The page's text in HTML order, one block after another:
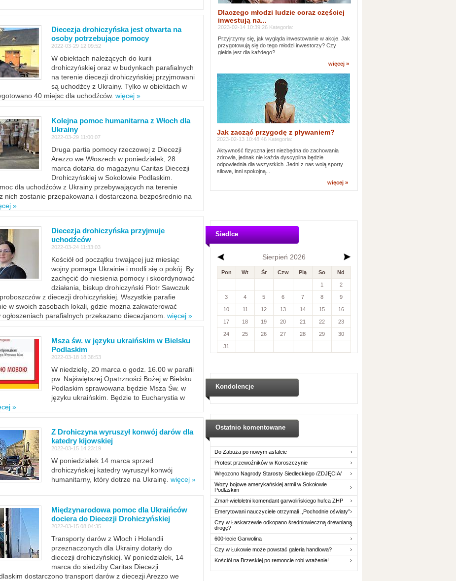
Diecezja drohiczyńska jest otwarta na
osoby potrzebujące pomocy
2022-03-29 12:09:52
W obiektach należących do kurii
drohiczyńskiej oraz w budynkach parafialnych
na terenie diecezji drohiczyńskiej przyjmowani
są uchodźcy z Ukrainy. Tylko w obiektach w
40 miejsc dla uchodźców. więcej »
Kolejna pomoc humanitarna z Włoch dla
Ukrainy
2022-03-29 11:00:07
Druga partia pomocy rzeczowej z Diecezji
Arezzo we Włoszech w poniedziałek, 28
marca dotarła do magazynu Caritas Diecezji
Drohiczyńskiej w Sokołowie Podlaskim.
dla uchodźców z Ukrainy przebywających na terenie
nich zostanie przepakowana i dostarczona bezpośrednio na
»
Diecezja drohiczyńska przyjmuje
uchodźców
2022-03-24 11:33:03
Kościół od początku trwającej już miesiąc
wojny pomaga Ukrainie i modli się o pokój. By
zachęcić do niesienia pomocy i skoordynować
działania, biskup drohiczyński Piotr Sawczuk
z diecezji drohiczyńskiej. Wszystkie parafie
w swoich zasobach lokali, gdzie można zakwaterować
parafialnych przekazano diecezjanom. więcej »
Msza św. w języku ukraińskim w Bielsku
Podlaskim
2022-03-18 18:38:53
W niedzielę, 20 marca o godz. 16.00 w parafii
pw. Najświętszej Opatrzności Bożej w Bielsku
Podlaskim sprawowana będzie Msza Św. w
języku ukraińskim. Będzie to Eucharystia w
»
Z Drohiczyna wyruszył konwój darów dla
katedry kijowskiej
2022-03-15 14:23:19
W poniedziałek 14 marca sprzed
drohiczyńskiej katedry wyruszył konwój
humanitarny, który dotrze na Ukrainę. więcej »
Międzynarodowa pomoc dla Ukraińców
dociera do Diecezji Drohiczyńskiej
2022-03-15 08:04:35
Transporty darów z Włoch i Holandii
przeznaczonych dla Ukrainy dotarły do
diecezji drohiczyńskiej. W poniedziałek, 14
marca do siedziby Caritas Diecezji
dostarczono transport darów z diecezji Arezzo we
Dlaczego młodzi ludzie coraz częściej
inwestują na...
2023-02-14 10:39:26 Kategoria:
Przyjrzymy się, jak wygląda inwestowanie w akcje. Jak
przygotowują się do tego młodzi inwestorzy? Czy
giełda jest dla każdego?
więcej »
Jak zacząć przygodę z pływaniem?
2023-02-13 10:48:46 Kategoria:
Aktywność fizyczna jest niezbędna do zachowania
zdrowia, jednak nie każda dyscyplina będzie
odpowiednia dla wszystkich. Jedni z nas wolą sporty
siłowe, inni spokojną...
więcej »
Siedlce
Sierpień 2026
Pon Wt Śr Czw Pią So Nd
1 2
3 4 5 6 7 8 9
10 11 12 13 14 15 16
17 18 19 20 21 22 23
24 25 26 27 28 29 30
31
Kondolencje
Ostatnio komentowane
Do Zabuża po nowym asfalcie
Protest przewoźników w Koroszczynie
Wręczono Nagrody Starosty Siedleckiego /ZDJĘCIA/
Wozy bojowe amerykańskiej armii w Sokołowie
Podlaskim
Zmarł wieloletni komendant garwolińskiego hufca ZHP
Emerytowani nauczyciele otrzymali ,,Pochodnie oświaty’’
Czy w Łaskarzewie odkopano średniowieczną drewnianą
drogę?
600-lecie Garwolina
Czy w Łukowie może powstać galeria handlowa?
Kościół na Brzeskiej po remoncie robi wrażenie!